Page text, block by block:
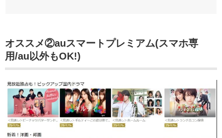
オススメ②auスマートプレミアム(スマホ専
用/au以外もOK!)